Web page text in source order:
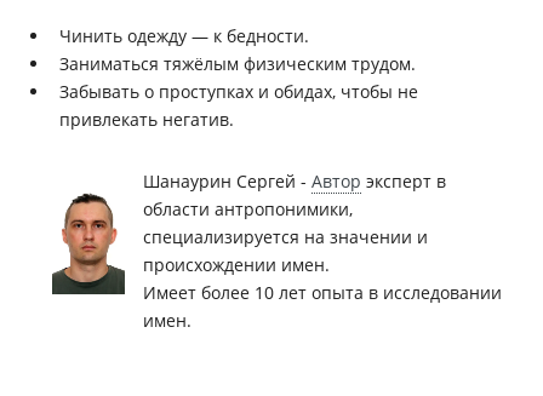
Чинить одежду — к бедности.
Заниматься тяжёлым физическим трудом.
Забывать о проступках и обидах, чтобы не
привлекать негатив.
Шанаурин Сергей - Автор эксперт в
области антропонимики,
специализируется на значении и
происхождении имен.
Имеет более 10 лет опыта в исследовании
имен.